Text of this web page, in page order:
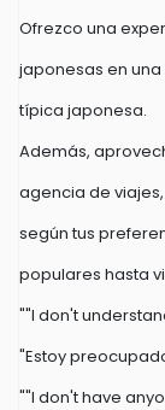
Ofrezco una
japonesas en
típica japonesa.
Además,
agencia de
según tus
populares hasta
""I don't
"Estoy
""I don't have